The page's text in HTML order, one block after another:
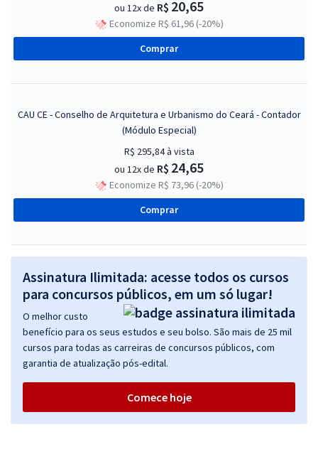
ou 12x de R$ 20,65
Economize R$ 61,96 (-20%)
Comprar
CAU CE - Conselho de Arquitetura e Urbanismo do Ceará - Contador
(Módulo Especial)
R$ 295,84à vista
ou 12x de R$ 24,65
Economize R$ 73,96 (-20%)
Comprar
Assinatura Ilimitada: acesse todos os cursos
para concursos públicos, em um só lugar!
O melhor custo
benefício para os seus estudos e seu bolso. São mais de 25 mil
cursos para todas as carreiras de concursos públicos, com
garantia de atualização pós-edital.
Comece hoje